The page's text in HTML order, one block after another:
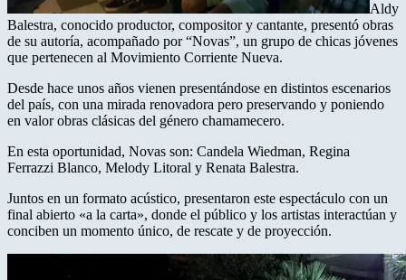
Aldy
Balestra, conocido productor, compositor y cantante, presentó obras
de su autoría, acompañado por “Novas”, un grupo de chicas jóvenes
que pertenecen al Movimiento Corriente Nueva.
Desde hace unos años vienen presentándose en distintos escenarios
del país, con una mirada renovadora pero preservando y poniendo
en valor obras clásicas del género chamamecero.
En esta oportunidad, Novas son: Candela Wiedman, Regina
Ferrazzi Blanco, Melody Litoral y Renata Balestra.
Juntos en un formato acústico, presentaron este espectáculo con un
final abierto «a la carta», donde el público y los artistas interactúan y
conciben un momento único, de rescate y de proyección.